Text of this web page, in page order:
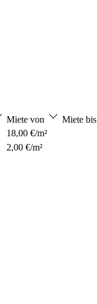
Miete von Miete bis
18,00 €/m²
2,00 €/m²